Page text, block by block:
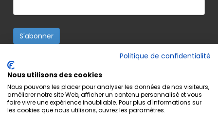
S'abonner
Politique de confidentialité
Nous utilisons des cookies
Nous pouvons les placer pour analyser les données de nos visiteurs,
améliorer notre site Web, afficher un contenu personnalisé et vous
faire vivre une expérience inoubliable. Pour plus d'informations sur
les cookies que nous utilisons, ouvrez les paramètres.